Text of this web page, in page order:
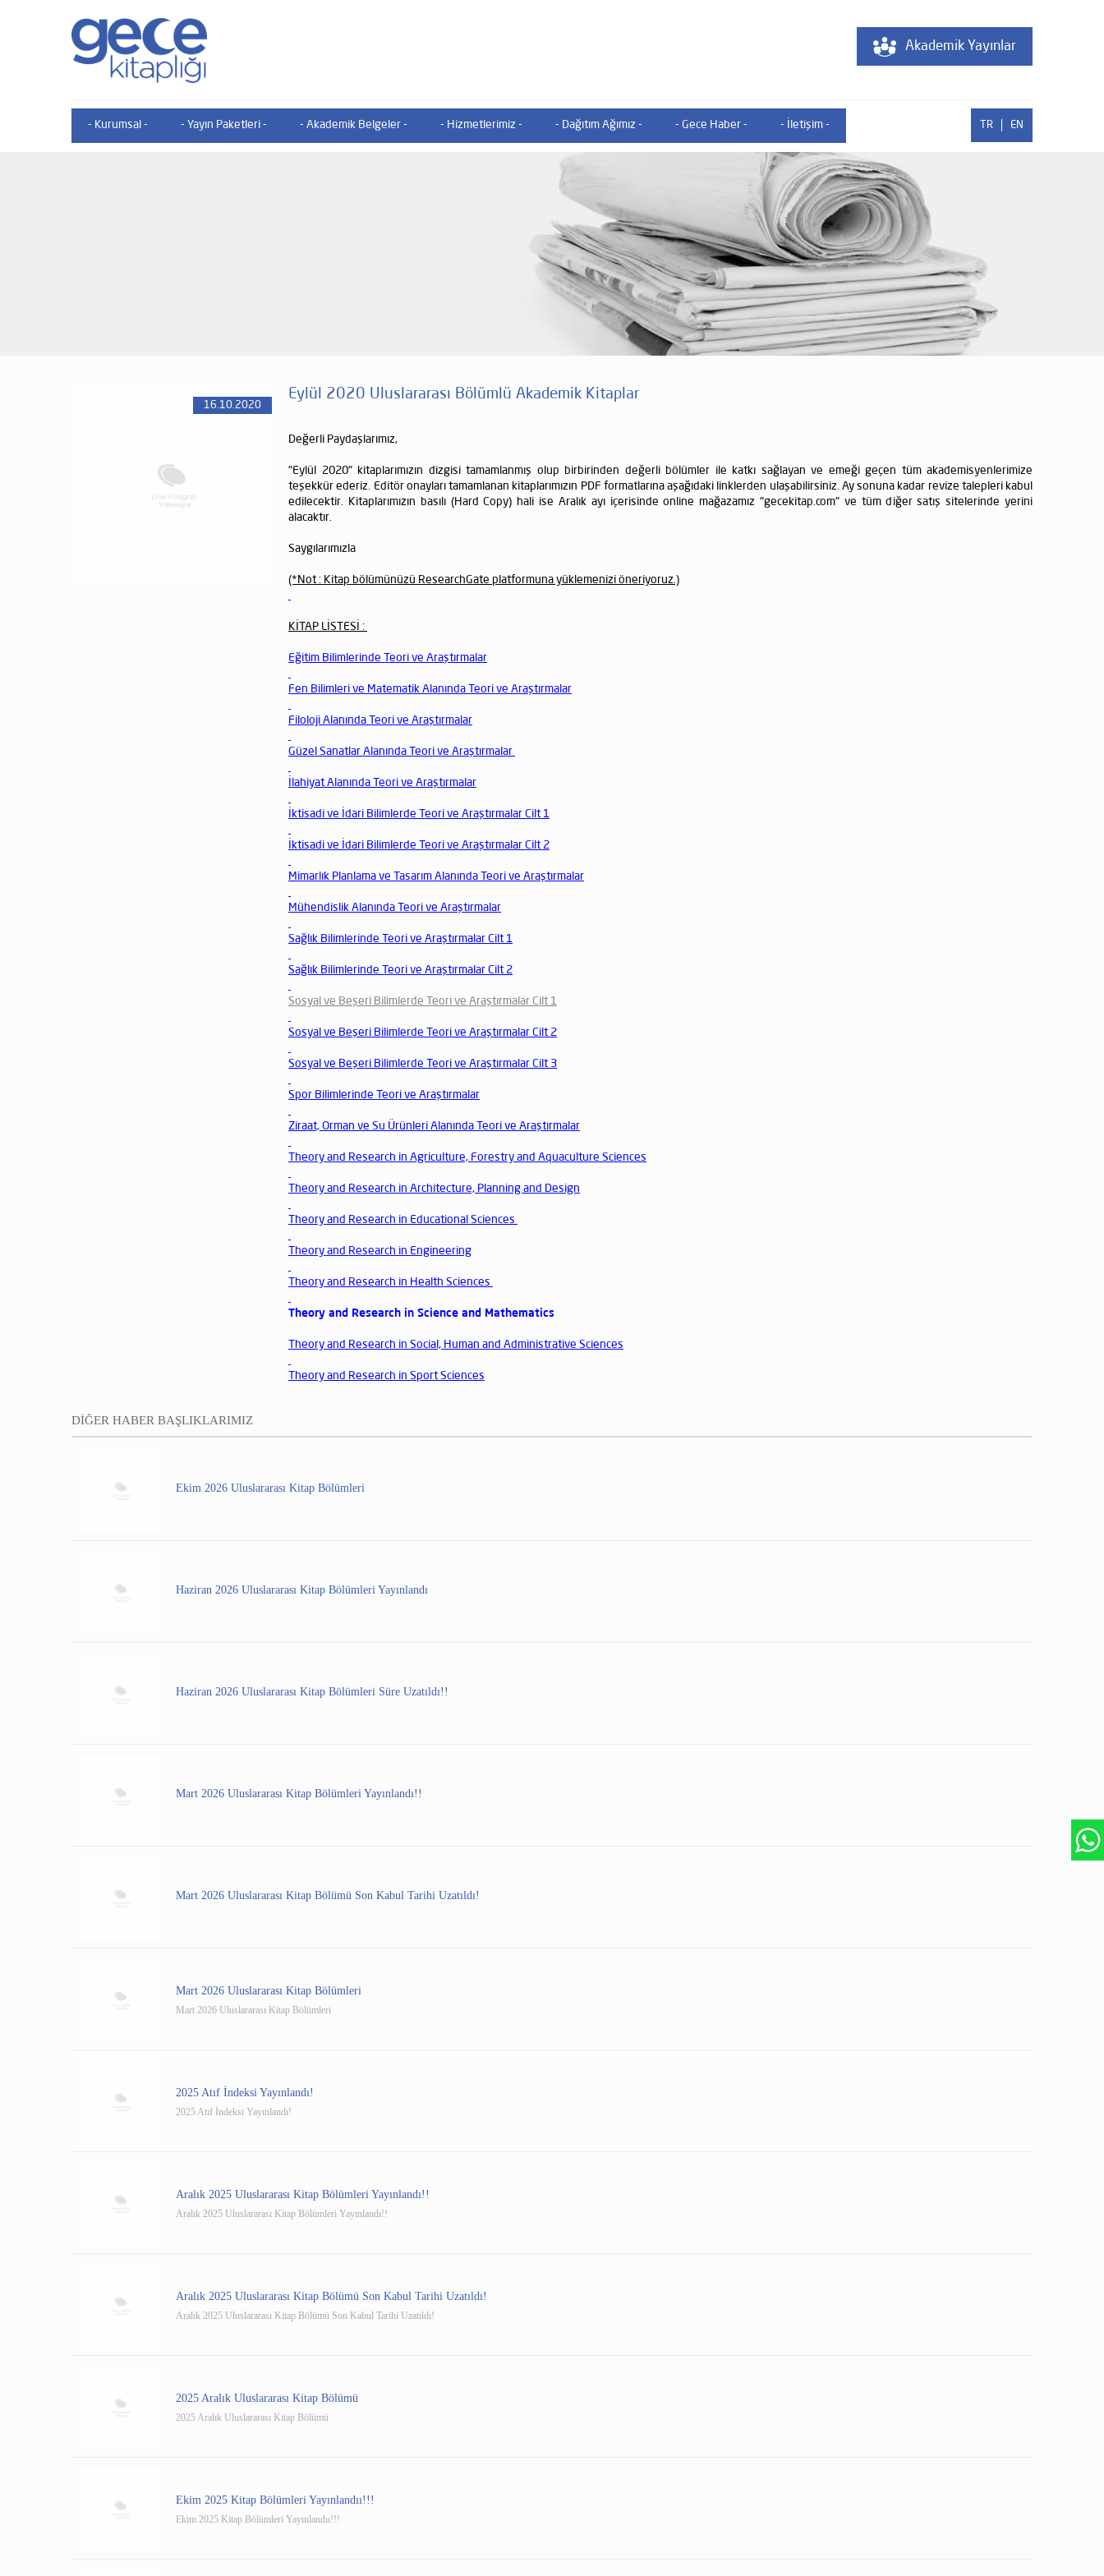
Akademik Yayınlar
TR EN
- Kurumsal - - Yayın Paketleri - - Akademik Belgeler - - Hizmetlerimiz - - Dağıtım Ağımız - - Gece Haber - - İletişim -
Eylül 2020 Uluslararası Bölümlü Akademik Kitaplar
16.10.2020
Değerli Paydaşlarımız,
"Eylül 2020" kitaplarımızın dizgisi tamamlanmış olup birbirinden değerli bölümler ile katkı sağlayan ve emeği geçen tüm akademisyenlerimize
teşekkür ederiz. Editör onayları tamamlanan kitaplarımızın PDF formatlarına aşağıdaki linklerden ulaşabilirsiniz. Ay sonuna kadar revize talepleri kabul
edilecektir. Kitaplarımızın basılı (Hard Copy) hali ise Aralık ayı içerisinde online mağazamız "gecekitap.com" ve tüm diğer satış sitelerinde yerini
alacaktır.
Saygılarımızla
(*Not : Kitap bölümünüzü ResearchGate platformuna yüklemenizi öneriyoruz.)
KİTAP LİSTESİ :
Eğitim Bilimlerinde Teori ve Araştırmalar
Fen Bilimleri ve Matematik Alanında Teori ve Araştırmalar
Filoloji Alanında Teori ve Araştırmalar
Güzel Sanatlar Alanında Teori ve Araştırmalar
İlahiyat Alanında Teori ve Araştırmalar
İktisadi ve İdari Bilimlerde Teori ve Araştırmalar Cilt 1
İktisadi ve İdari Bilimlerde Teori ve Araştırmalar Cilt 2
Mimarlık Planlama ve Tasarım Alanında Teori ve Araştırmalar
Mühendislik Alanında Teori ve Araştırmalar
Sağlık Bilimlerinde Teori ve Araştırmalar Cilt 1
Sağlık Bilimlerinde Teori ve Araştırmalar Cilt 2
Sosyal ve Beşeri Bilimlerde Teori ve Araştırmalar Cilt 1
Sosyal ve Beşeri Bilimlerde Teori ve Araştırmalar Cilt 2
Sosyal ve Beşeri Bilimlerde Teori ve Araştırmalar Cilt 3
Spor Bilimlerinde Teori ve Araştırmalar
Ziraat, Orman ve Su Ürünleri Alanında Teori ve Araştırmalar
Theory and Research in Agriculture, Forestry and Aquaculture Sciences
Theory and Research in Architecture, Planning and Design
Theory and Research in Educational Sciences
Theory and Research in Engineering
Theory and Research in Health Sciences
Theory and Research in Science and Mathematics
Theory and Research in Social, Human and Administrative Sciences
Theory and Research in Sport Sciences
DİĞER HABER BAŞLIKLARIMIZ
Ekim 2026 Uluslararası Kitap Bölümleri
Haziran 2026 Uluslararası Kitap Bölümleri Yayınlandı
Haziran 2026 Uluslararası Kitap Bölümleri Süre Uzatıldı!!
Mart 2026 Uluslararası Kitap Bölümleri Yayınlandı!!
Mart 2026 Uluslararası Kitap Bölümü Son Kabul Tarihi Uzatıldı!
Mart 2026 Uluslararası Kitap Bölümleri
Mart 2026 Uluslararası Kitap Bölümleri
2025 Atıf İndeksi Yayınlandı!
2025 Atıf İndeksi Yayınlandı!
Aralık 2025 Uluslararası Kitap Bölümleri Yayınlandı!!
Aralık 2025 Uluslararası Kitap Bölümleri Yayınlandı!!
Aralık 2025 Uluslararası Kitap Bölümü Son Kabul Tarihi Uzatıldı!
Aralık 2025 Uluslararası Kitap Bölümü Son Kabul Tarihi Uzatıldı!
2025 Aralık Uluslararası Kitap Bölümü
2025 Aralık Uluslararası Kitap Bölümü
Ekim 2025 Kitap Bölümleri Yayınlandıı!!!
Ekim 2025 Kitap Bölümleri Yayınlandıı!!!